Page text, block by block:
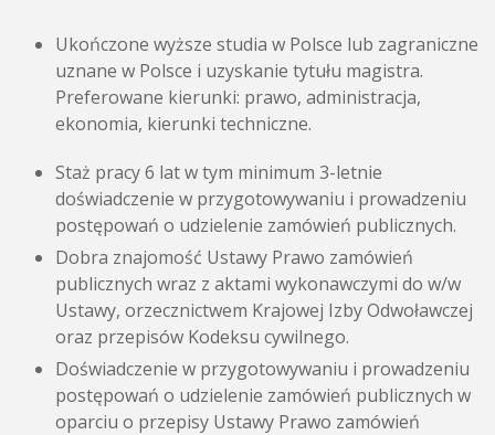
Ukończone wyższe studia w Polsce lub zagraniczne
uznane w Polsce i uzyskanie tytułu magistra.
Preferowane kierunki: prawo, administracja,
ekonomia, kierunki techniczne.
Staż pracy 6 lat w tym minimum 3-letnie
doświadczenie w przygotowywaniu i prowadzeniu
postępowań o udzielenie zamówień publicznych.
Dobra znajomość Ustawy Prawo zamówień
publicznych wraz z aktami wykonawczymi do w/w
Ustawy, orzecznictwem Krajowej Izby Odwoławczej
oraz przepisów Kodeksu cywilnego.
Doświadczenie w przygotowywaniu i prowadzeniu
postępowań o udzielenie zamówień publicznych w
oparciu o przepisy Ustawy Prawo zamówień